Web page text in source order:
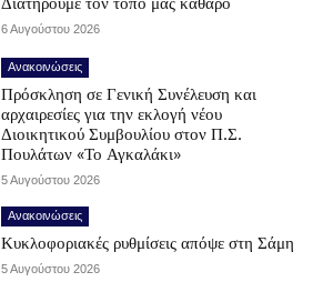
6 Αυγούστου 2026
Ανακοινώσεις
Πρόσκληση σε Γενική Συνέλευση και
αρχαιρεσίες για την εκλογή νέου
Διοικητικού Συμβουλίου στον Π.Σ.
Πουλάτων «Το Αγκαλάκι»
5 Αυγούστου 2026
Ανακοινώσεις
Κυκλοφοριακές ρυθμίσεις απόψε στη Σάμη
5 Αυγούστου 2026